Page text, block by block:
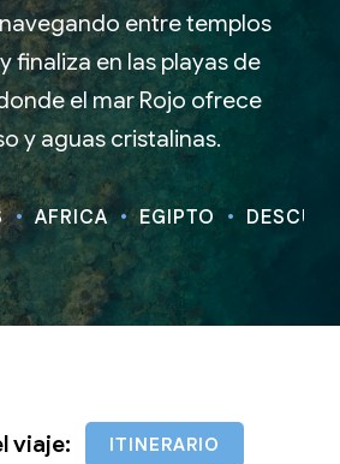
entre templos
finaliza en las playas de
el mar Rojo ofrece
y aguas cristalinas.
ÁFRICA EGIPTO
viaje: ITINERARIO